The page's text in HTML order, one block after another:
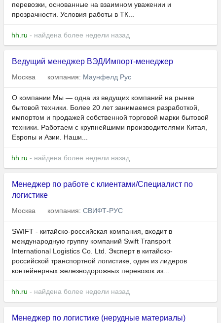
перевозки, основанные на взаимном уважении и
прозрачности. Условия работы в ТК...
hh.ru - найдена более недели назад
Ведущий менеджер ВЭД/Импорт-менеджер
Москва компания: Маунфелд Рус
О компании Мы — одна из ведущих компаний на рынке
бытовой техники. Более 20 лет занимаемся разработкой,
импортом и продажей собственной торговой марки бытовой
техники. Работаем с крупнейшими производителями Китая,
Европы и Азии. Наши...
hh.ru - найдена более недели назад
Менеджер по работе с клиентами/Специалист по
логистике
Москва компания: СВИФТ-РУС
SWIFT - китайско-российская компания, входит в
международную группу компаний Swift Transport
International Logistics Co. Ltd. Эксперт в китайско-
российской транспортной логистике, один из лидеров
контейнерных железнодорожных перевозок из...
hh.ru - найдена более недели назад
Менеджер по логистике (нерудные материалы)